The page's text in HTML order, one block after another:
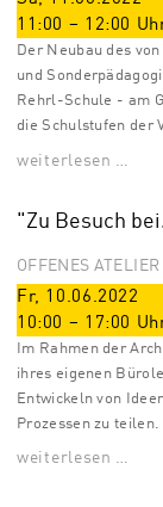
11:00 – 12:00
Der Neubau des
und
Rehrl-Schule - am
die Schulstufen der
weiterlesen …
"Zu Besuch
OFFENES ATELIER
Fr, 10.06.2022
10:00 – 17:00
Im Rahmen der
ihres eigenen
Entwickeln von
Prozessen zu teilen.
weiterlesen …